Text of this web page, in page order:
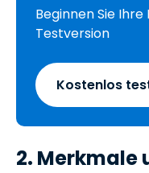
Beginnen Sie Ihre
Testversion
Kostenlos
2. Merkmale